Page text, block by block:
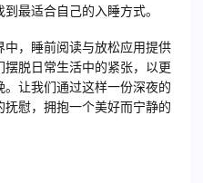
最适合自己的入睡方式。
，睡前阅读与放松应用提供
脱日常生活中的紧张，以更
让我们通过这样一份深夜的
慰，拥抱一个美好而宁静的